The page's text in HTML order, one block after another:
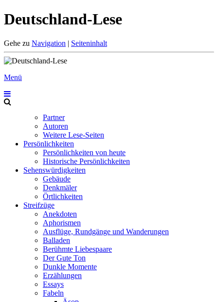
Deutschland-Lese
Gehe zu Navigation | Seiteninhalt
Menü
Partner
Autoren
Weitere Lese-Seiten
Persönlichkeiten
Persönlichkeiten von heute
Historische Persönlichkeiten
Sehenswürdigkeiten
Gebäude
Denkmäler
Örtlichkeiten
Streifzüge
Anekdoten
Aphorismen
Ausflüge, Rundgänge und Wanderungen
Balladen
Berühmte Liebespaare
Der Gute Ton
Dunkle Momente
Erzählungen
Essays
Fabeln